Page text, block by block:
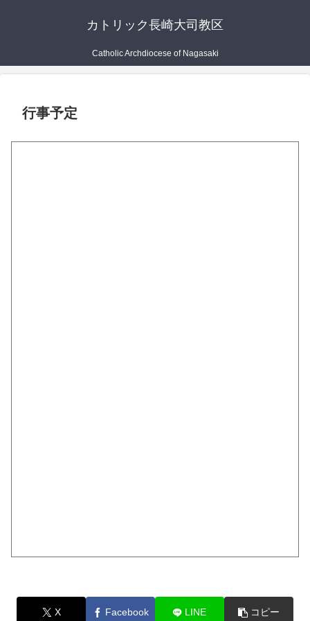
カトリック長崎大司教区
Catholic Archdiocese of Nagasaki
行事予定
X Facebook LINE コピー